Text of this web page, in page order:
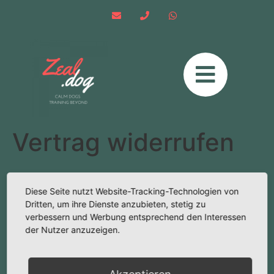
Vertrag widerrufen
E-Mail
Diese Seite nutzt Website-Tracking-Technologien von
Dritten, um ihre Dienste anzubieten, stetig zu
verbessern und Werbung entsprechend den Interessen
der Nutzer anzuzeigen.